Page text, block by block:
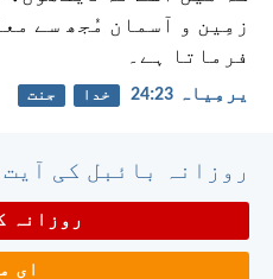
زمِین و آسمان مُجھ سے
فرماتا ہے۔
یرمِیاہ 23:‏24 خدا جنت
روزانہ بائبل کی
روزانہ
ای